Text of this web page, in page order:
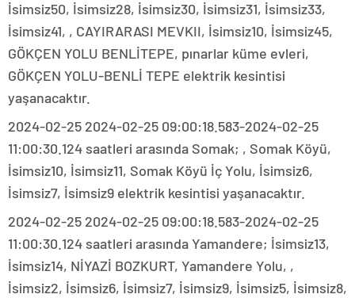
İsimsiz50, İsimsiz28, İsimsiz30, İsimsiz31, İsimsiz33,
İsimsiz41, , CAYIRARASI MEVKII, İsimsiz10, İsimsiz45,
GÖKÇEN YOLU BENLİTEPE, pınarlar küme evleri,
GÖKÇEN YOLU-BENLİ TEPE elektrik kesintisi
yaşanacaktır.
2024-02-25 2024-02-25 09:00:18.583-2024-02-25
11:00:30.124 saatleri arasında Somak; , Somak Köyü,
İsimsiz10, İsimsiz11, Somak Köyü İç Yolu, İsimsiz6,
İsimsiz7, İsimsiz9 elektrik kesintisi yaşanacaktır.
2024-02-25 2024-02-25 09:00:18.583-2024-02-25
11:00:30.124 saatleri arasında Yamandere; İsimsiz13,
İsimsiz14, NİYAZİ BOZKURT, Yamandere Yolu, ,
İsimsiz2, İsimsiz6, İsimsiz7, İsimsiz9, İsimsiz5, İsimsiz8,